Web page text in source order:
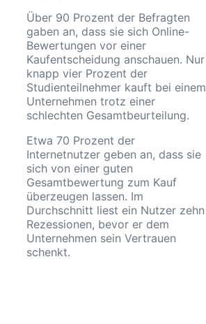
Über 90 Prozent der Befragten
gaben an, dass sie sich Online-
Bewertungen vor einer
Kaufentscheidung anschauen. Nur
knapp vier Prozent der
Studienteilnehmer kauft bei einem
Unternehmen trotz einer
schlechten Gesamtbeurteilung.
Etwa 70 Prozent der
Internetnutzer geben an, dass sie
sich von einer guten
Gesamtbewertung zum Kauf
überzeugen lassen. Im
Durchschnitt liest ein Nutzer zehn
Rezessionen, bevor er dem
Unternehmen sein Vertrauen
schenkt.